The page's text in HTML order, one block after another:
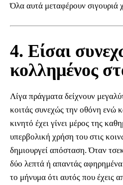
Όλα αυτά μεταφέρουν σιγουριά
4. Είσαι
κολλημένος
Λίγα πράγματα δείχνουν
κοιτάς συνεχώς την οθόνη ενώ
κινητό έχει γίνει μέρος της
υπερβολική χρήση του στις
δημιουργεί απόσταση. Όταν
δύο λεπτά ή απαντάς
το μήνυμα ότι αυτός που έχεις